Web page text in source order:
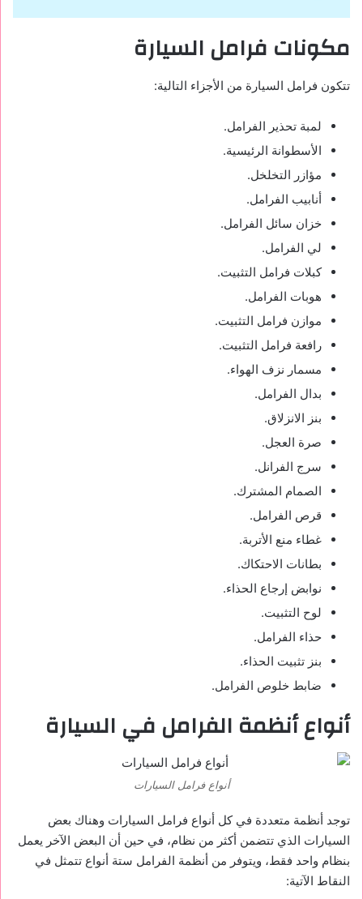
مكونات فرامل السيارة
تتكون فرامل السيارة من الأجزاء التالية:
لمبة تحذير الفرامل.
الأسطوانة الرئيسية.
مؤازر التخلخل.
أنابيب الفرامل.
خزان سائل الفرامل.
لي الفرامل.
كبلات فرامل التثبيت.
هوبات الفرامل.
موازن فرامل التثبيت.
رافعة فرامل التثبيت.
مسمار نزف الهواء.
بدال الفرامل.
بنز الانزلاق.
صرة العجل.
سرج الفرانل.
الصمام المشترك.
قرص الفرامل.
غطاء منع الأتربة.
بطانات الاحتكاك.
نوابض إرجاع الحذاء.
لوح التثبيت.
حذاء الفرامل.
بنز تثبيت الحذاء.
ضابط خلوص الفرامل.
أنواع أنظمة الفرامل في السيارة
أنواع فرامل السيارات
توجد أنظمة متعددة في كل أنواع فرامل السيارات وهناك بعض
السيارات الذي تتضمن أكثر من نظام، في حين أن البعض الآخر يعمل
بنظام واحد فقط، ويتوفر من أنظمة الفرامل ستة أنواع تتمثل في
النقاط الآتية: